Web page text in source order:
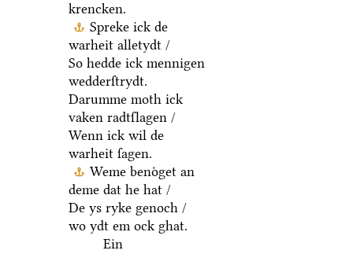
krencken.
Spreke ick de
warheit alletydt /
So hedde ick mennigen
wedderſtrydt.
Darumme moth ick
vaken radtſlagen /
Wenn ick wil de
warheit ſagen.
Weme benoͤget an
deme dat he hat /
De ys ryke genoch /
wo ydt em ock ghat.
Ein